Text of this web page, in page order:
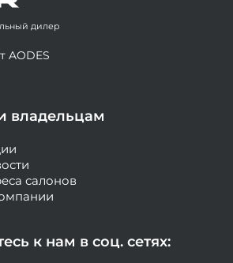
дилер
AODES
владельцам
салонов
к нам в соц. сетях: